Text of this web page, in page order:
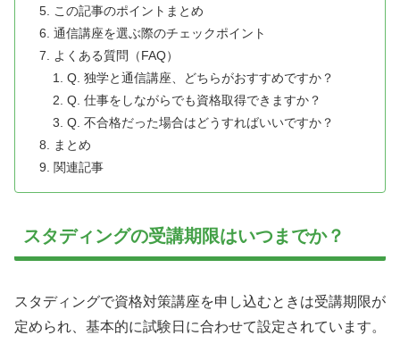
この記事のポイントまとめ
通信講座を選ぶ際のチェックポイント
よくある質問（FAQ）
Q. 独学と通信講座、どちらがおすすめですか？
Q. 仕事をしながらでも資格取得できますか？
Q. 不合格だった場合はどうすればいいですか？
まとめ
関連記事
スタディングの受講期限はいつまでか？
スタディングで資格対策講座を申し込むときは受講期限が
定められ、基本的に試験日に合わせて設定されています。